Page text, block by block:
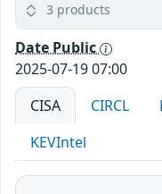
3 products
Date Public
2025-07-19 07:00
CISA
CIRCL
KEVIntel